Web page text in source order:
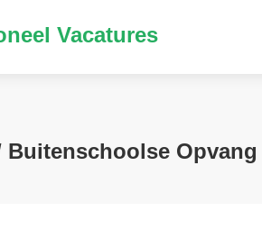
Vacatures
Buitenschoolse Opvang